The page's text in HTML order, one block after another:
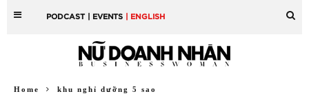
PODCAST | EVENTS | ENGLISH
Home khu nghỉ dưỡng 5 sao